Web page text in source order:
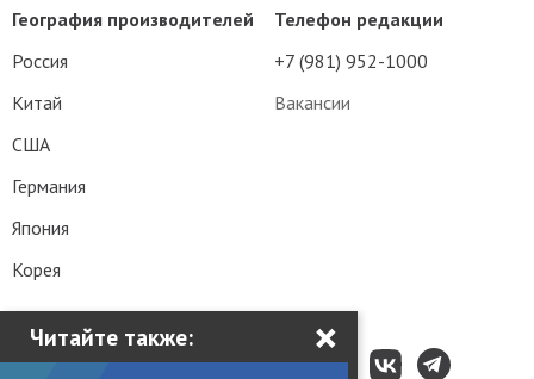
Читайте также: ×
Телефон редакции
+7 (981) 952-1000
Вакансии
География производителей
Россия
Китай
США
Германия
Япония
Корея